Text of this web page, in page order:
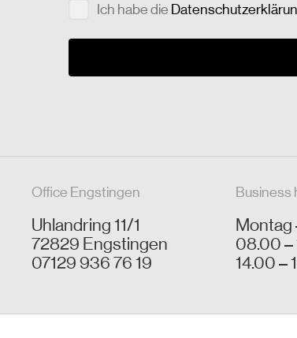
Ich habe die
Office Engstingen
Uhlandring 11/1
72829 Engstingen
07129 936 76 19
Business
Montag
08.00 –
14.00 –